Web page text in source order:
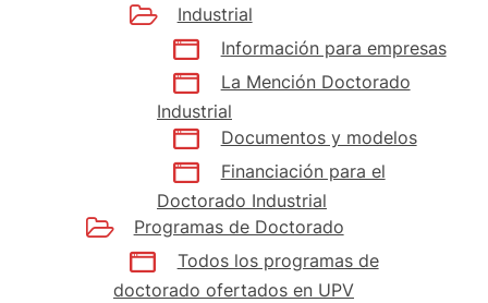
Industrial
Información para empresas
La Mención Doctorado
Industrial
Documentos y modelos
Financiación para el
Doctorado Industrial
Programas de Doctorado
Todos los programas de
doctorado ofertados en UPV